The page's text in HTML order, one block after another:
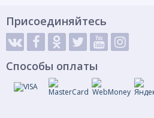
Присоединяйтесь
Способы оплаты